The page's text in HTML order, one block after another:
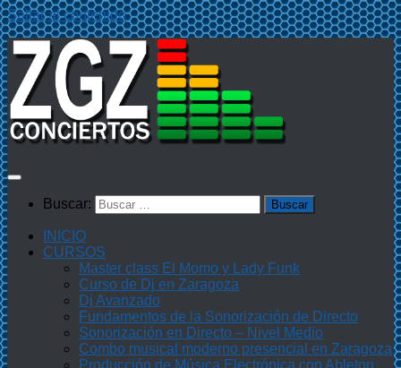
Saltar al contenido
Buscar:
INICIO
CURSOS
Master class El Momo y Lady Funk
Curso de Dj en Zaragoza
Dj Avanzado
Fundamentos de la Sonorización de Directo
Sonorización en Directo – Nivel Medio
Combo musical moderno presencial en Zaragoza
Producción de Música Electrónica con Ableton